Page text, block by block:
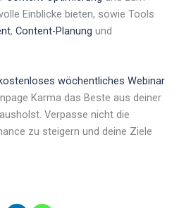
Einblicke bieten, sowie Tools
, Content-Planung und
kostenloses wöchentliches Webinar
Karma das Beste aus deiner
Verpasse nicht die
zu steigern und deine Ziele